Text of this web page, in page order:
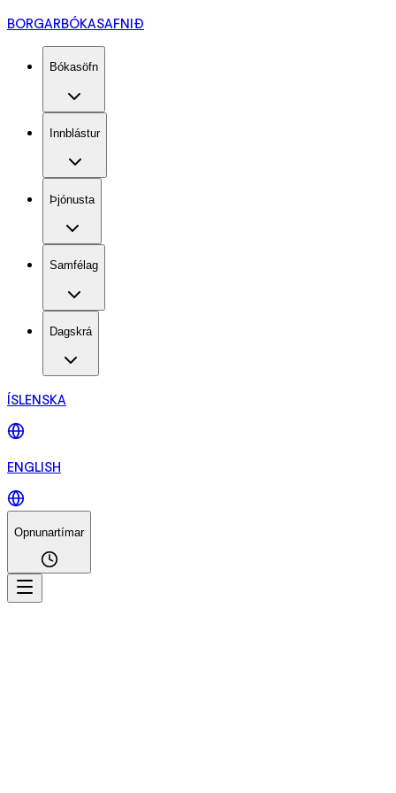
BORGARBÓKASAFNIÐ
Bókasöfn
Innblástur
Þjónusta
Samfélag
Dagskrá
ÍSLENSKA
ENGLISH
Opnunartímar